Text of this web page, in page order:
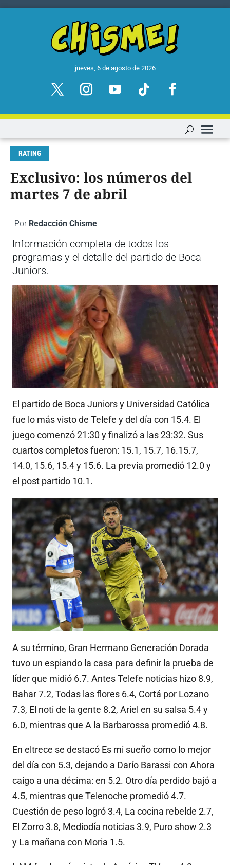
jueves, 6 de agosto de 2026
RATING
Exclusivo: los números del
martes 7 de abril
Por Redacción Chisme
Información completa de todos los
programas y el detalle del partido de Boca
Juniors.
El partido de Boca Juniors y Universidad Católica
fue lo más visto de Telefe y del día con 15.4. El
juego comenzó 21:30 y finalizó a las 23:32. Sus
cuartos completos fueron: 15.1, 15.7, 16.15.7,
14.0, 15.6, 15.4 y 15.6. La previa promedió 12.0 y
el post partido 10.1.
A su término, Gran Hermano Generación Dorada
tuvo un espiando la casa para definir la prueba de
líder que midió 6.7. Antes Telefe noticias hizo 8.9,
Bahar 7.2, Todas las flores 6.4, Cortá por Lozano
7.3, El noti de la gente 8.2, Ariel en su salsa 5.4 y
6.0, mientras que A la Barbarossa promedió 4.8.
En eltrece se destacó Es mi sueño como lo mejor
del día con 5.3, dejando a Darío Barassi con Ahora
caigo a una décima: en 5.2. Otro día perdido bajó a
4.5, mientras que Telenoche promedió 4.7.
Cuestión de peso logró 3.4, La cocina rebelde 2.7,
El Zorro 3.8, Mediodía noticias 3.9, Puro show 2.3
y La mañana con Moria 1.5.